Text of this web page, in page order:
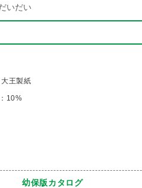
いだい
大王製紙
10%
幼保版カタログ